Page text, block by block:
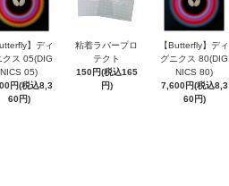
】ディ
クス 05(DIG
NICS 05)
円(税込8,3
60円)
粘着ラバープロ
テクト
150円(税込165
円)
【Butterfly】ディ
グニクス 80(DIG
NICS 80)
7,600円(税込8,3
60円)